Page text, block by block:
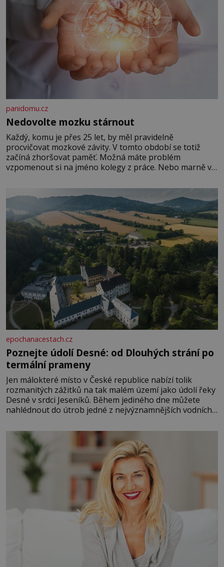
panidomu.cz
Nedovolte mozku stárnout
Každý, komu je přes 25 let, by měl pravidelně
procvičovat mozkové závity. V tomto období se totiž
začíná zhoršovat paměť. Možná máte problém
vzpomenout si na jméno kolegy z práce. Nebo marně v
Je to opravdu tak, s věkem jako kdyby se paměť
rozhodla stávkovat. Cvičte
epochanacestach.cz
Poznejte údolí Desné: od Dlouhých strání po
termální prameny
Jen málokteré místo v České republice nabízí tolik
rozmanitých zážitků na tak malém území jako údolí řeky
Desné v srdci Jeseníků. Během jediného dne můžete
nahlédnout do útrob jedné z nejvýznamnějších vodních
se na koloběžce a den zakončit poznáváním památek ve
Velkých Losinách nebo v termálním